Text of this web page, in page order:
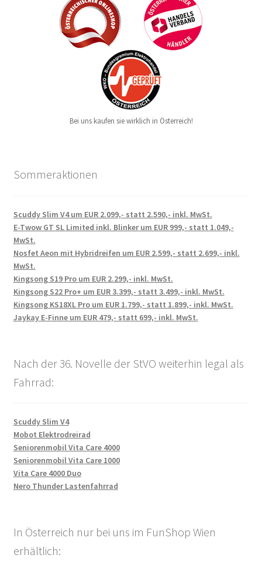
Bei uns kaufen sie wirklich in Österreich!
Sommeraktionen
Scuddy Slim V4 um EUR 2.099,- statt 2.590,- inkl. MwSt.
E-Twow GT SL Limited inkl. Blinker um EUR 999,- statt 1.049,-
MwSt.
Nosfet Aeon mit Hybridreifen um EUR 2.599,- statt 2.699,- inkl.
MwSt.
Kingsong S19 Pro um EUR 2.299,- inkl. MwSt.
Kingsong S22 Pro+ um EUR 3.399,- statt 3.499,- inkl. MwSt.
Kingsong KS18XL Pro um EUR 1.799,- statt 1.899,- inkl. MwSt.
Jaykay E-Finne um EUR 479,- statt 699,- inkl. MwSt.
Nach der 36. Novelle der StVO weiterhin legal als
Fahrrad:
Scuddy Slim V4
Mobot Elektrodreirad
Seniorenmobil Vita Care 4000
Seniorenmobil Vita Care 1000
Vita Care 4000 Duo
Nero Thunder Lastenfahrrad
In Österreich nur bei uns im FunShop Wien
erhältlich: